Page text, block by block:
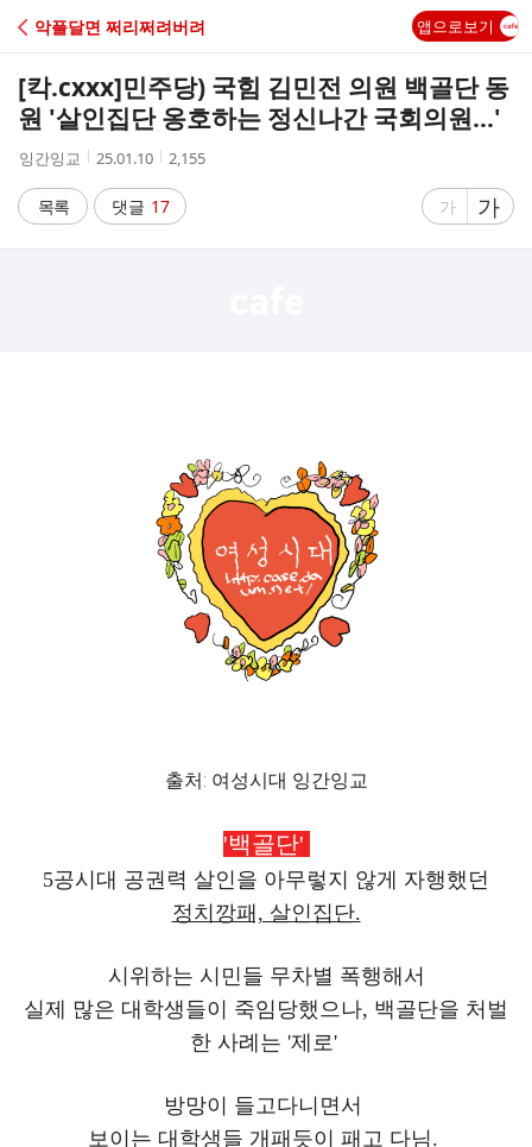
C
A
악플달면 쩌리쩌려버려 앱으로보기
[칵.cxxx]민주당) 국힘 김민전 의원 백골단 동
원 '살인집단 옹호하는 정신나간 국회의원…'
작
자
잉간잉교
작
시
간
25.01.10
조
수
2,155
목록 댓글 17
글
가
글
자
가
출처: 여성시대 잉간잉교
'백골단'
5공시대 공권력 살인을 아무렇지 않게 자행했던
정치깡패, 살인집단.
시위하는 시민들 무차별 폭행해서
실제 많은 대학생들이 죽임당했으나, 백골단을 처벌
한 사례는 '제로'
방망이 들고다니면서
보이는 대학생들 개패듯이 패고 다님.